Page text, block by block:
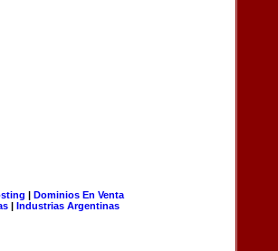
| Dominios En Venta
| Industrias Argentinas